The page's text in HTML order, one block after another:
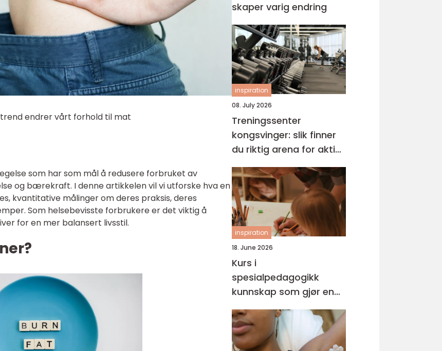
endrer vårt forhold til mat
som har som mål å redusere forbruket av
og bærekraft. I denne artikkelen vil vi utforske hva en
kvantitative målinger om deres praksis, deres
Som helsebevisste forbrukere er det viktig å
for en mer balansert livsstil.
skaper varig endring
inspiration
08. July 2026
Treningssenter
kongsvinger: slik finner
du riktig arena for aktiv
hverdag
inspiration
18. June 2026
Kurs i
spesialpedagogikk
kunnskap som gjør en
forskjell i hverdagen